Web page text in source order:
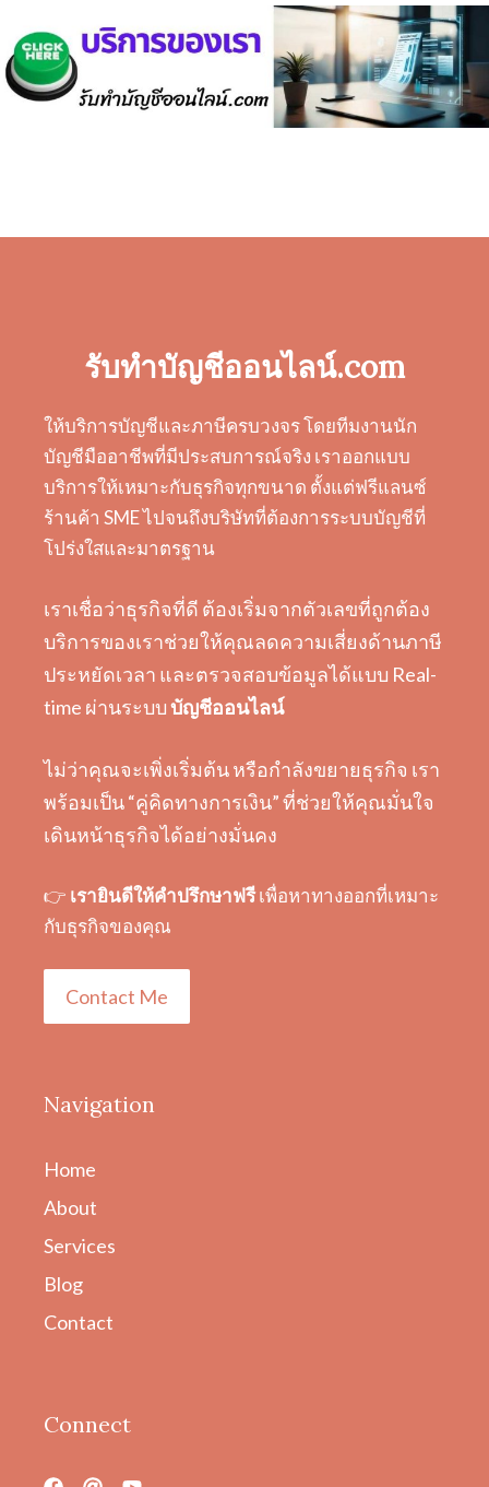
รับทำบัญชีออนไลน์.com
ให้บริการบัญชีและภาษีครบวงจร โดยทีมงานนัก
บัญชีมืออาชีพที่มีประสบการณ์จริง เราออกแบบ
บริการให้เหมาะกับธุรกิจทุกขนาด ตั้งแต่ฟรีแลนซ์
ร้านค้า SME ไปจนถึงบริษัทที่ต้องการระบบบัญชีที่
โปร่งใสและมาตรฐาน
เราเชื่อว่าธุรกิจที่ดี ต้องเริ่มจากตัวเลขที่ถูกต้อง
บริการของเราช่วยให้คุณลดความเสี่ยงด้านภาษี
ประหยัดเวลา และตรวจสอบข้อมูลได้แบบ Real-
time ผ่านระบบบัญชีออนไลน์
ไม่ว่าคุณจะเพิ่งเริ่มต้น หรือกำลังขยายธุรกิจ เรา
พร้อมเป็น “คู่คิดทางการเงิน” ที่ช่วยให้คุณมั่นใจ
เดินหน้าธุรกิจได้อย่างมั่นคง
👉 เรายินดีให้คำปรึกษาฟรีเพื่อหาทางออกที่เหมาะ
กับธุรกิจของคุณ
Contact Me
Navigation
Home
About
Services
Blog
Contact
Connect